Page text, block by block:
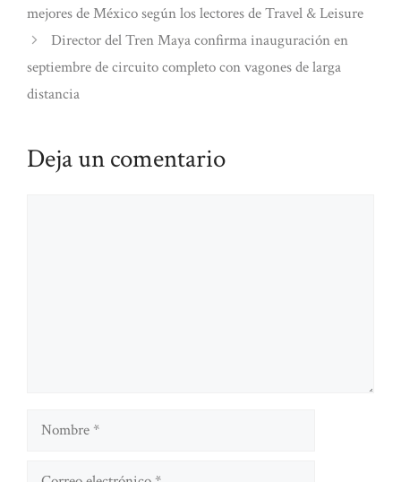
mejores de México según los lectores de Travel & Leisure
Director del Tren Maya confirma inauguración en
septiembre de circuito completo con vagones de larga
distancia
Deja un comentario
Nombre
Correo